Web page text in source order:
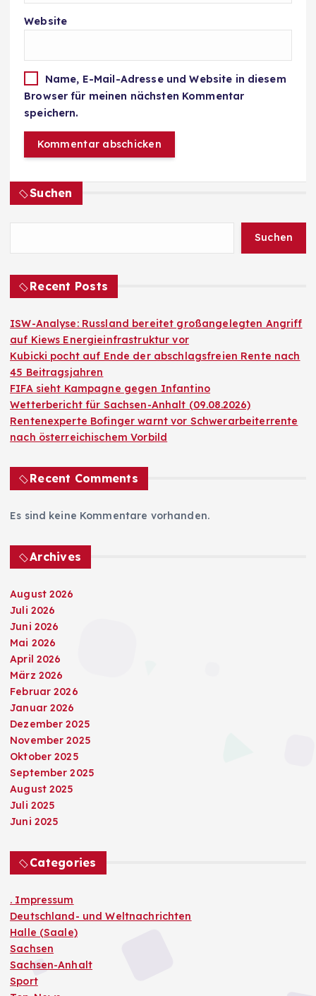
Website
Name, E-Mail-Adresse und Website in diesem
Browser für meinen nächsten Kommentar
speichern.
Suchen
Suchen
Recent Posts
ISW-Analyse: Russland bereitet großangelegten Angriff
auf Kiews Energieinfrastruktur vor
Kubicki pocht auf Ende der abschlagsfreien Rente nach
45 Beitragsjahren
FIFA sieht Kampagne gegen Infantino
Wetterbericht für Sachsen-Anhalt (09.08.2026)
Rentenexperte Bofinger warnt vor Schwerarbeiterrente
nach österreichischem Vorbild
Recent Comments
Es sind keine Kommentare vorhanden.
Archives
August 2026
Juli 2026
Juni 2026
Mai 2026
April 2026
März 2026
Februar 2026
Januar 2026
Dezember 2025
November 2025
Oktober 2025
September 2025
August 2025
Juli 2025
Juni 2025
Categories
. Impressum
Deutschland- und Weltnachrichten
Halle (Saale)
Sachsen
Sachsen-Anhalt
Sport